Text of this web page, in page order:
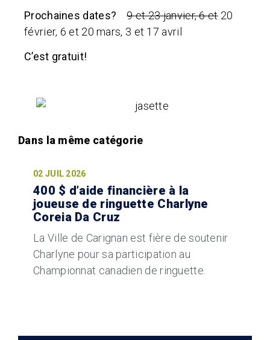
Prochaines dates?
9 et 23 janvier, 6 et20
février, 6 et 20 mars, 3 et 17 avril
C’est gratuit!
02 JUIL 2026
400 $ d’aide financière à la
joueuse de ringuette Charlyne
Coreia Da Cruz
La Ville de Carignan est fière de soutenir
Charlyne pour sa participation au
Championnat canadien de ringuette.